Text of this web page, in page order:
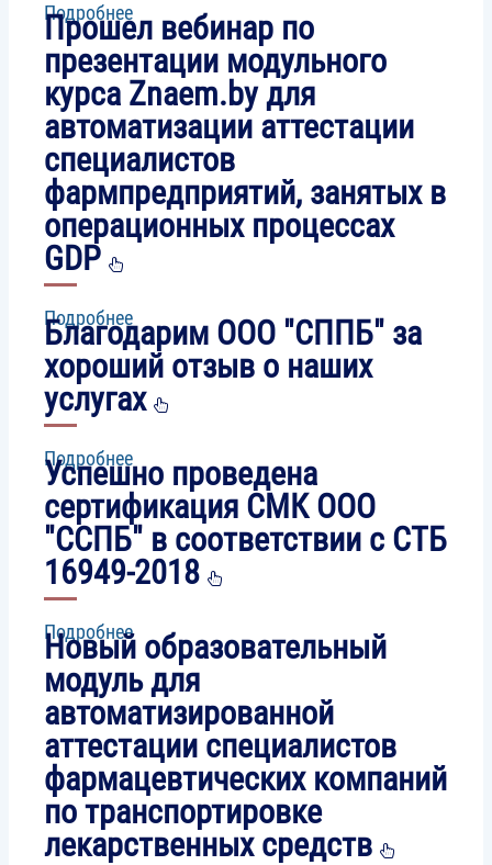
надзорной
проверки
в
Беларуси
Подробнее
В
Google
Play
появилось
приложение
мессенджера
Videozvonok.by
Прошел вебинар по
презентации модульного
курса Znaem.by для
автоматизации аттестации
специалистов
фармпредприятий, занятых в
операционных процессах
GDP
Подробнее
Прошел
вебинар
по
презентации
модульного
для
автоматизации
аттестации
специалистов
фармпредприятий,
занятых
процессах
GDP
Благодарим ООО "СППБ" за
хороший отзыв о наших
услугах
Подробнее
Благодарим
ООО
"СППБ"
за
хороший
отзыв
услугах
Успешно проведена
сертификация СМК ООО
"ССПБ" в соответствии с СТБ
16949-2018
Подробнеео
Успешно
проведена
сертификация
СМК
ООО
"ССПБ"
в
соответствии
с
СТБ
16949-
Новый образовательный
модуль для
автоматизированной
аттестации специалистов
фармацевтических компаний
по транспортировке
лекарственных средств